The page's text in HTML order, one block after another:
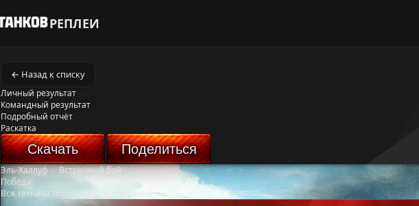
РЕПЛЕИ
← Назад к списку
Личный результат
Командный результат
Подробный отчёт
Раскатка
Скачать Поделиться
Эль-Халлуф-Встречный бой
Победа!
Вся техника противника уничтожена